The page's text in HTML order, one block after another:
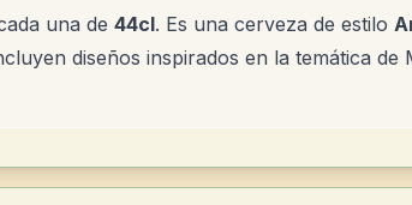
una de 44cl. Es una cerveza de estilo
diseños inspirados en la temática de